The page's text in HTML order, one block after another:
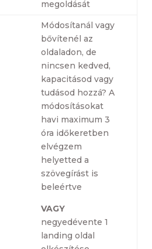
megoldását
Módosítanál vagy
bővítenél az
oldaladon, de
nincsen kedved,
kapacitásod vagy
tudásod hozzá? A
módosításokat
havi maximum 3
óra időkeretben
elvégzem
helyetted a
szövegírást is
beleértve
VAGY
negyedévente 1
landing oldal